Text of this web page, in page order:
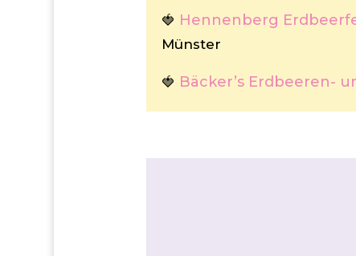
🍓 Hennenberg
Münster
🍓 Bäcker’s Erdbeeren-